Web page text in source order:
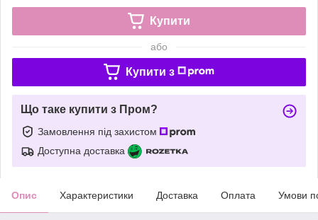
Купити
або
Купити з
Що таке купити з Пром?
Замовлення під захистом
Доступна доставка
Опис Характеристики Доставка Оплата Умови